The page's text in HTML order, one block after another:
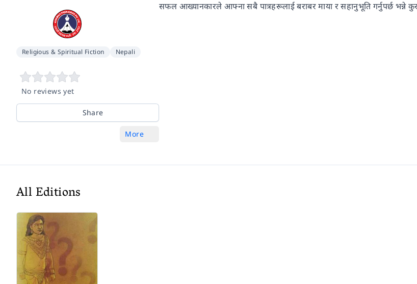
Religious & Spiritual Fiction Nepali
No reviews yet
Share
More
सफल आख्यानकारले आफ्ना सबै पात्रहरूलाई बराबर माया र सहानुभूति गर्नुपर्छ भन्ने
All Editions